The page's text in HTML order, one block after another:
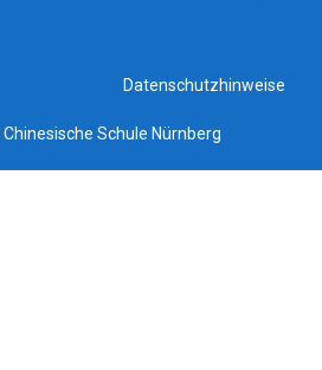
Datenschutzhinweise
Schule Nürnberg